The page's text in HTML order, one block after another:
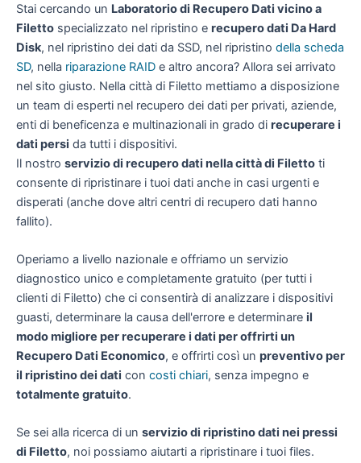
Stai cercando un Laboratorio di Recupero Dati vicino a
Filetto specializzato nel ripristino e recupero dati Da Hard
Disk, nel ripristino dei dati da SSD, nel ripristino della scheda
SD, nella riparazione RAID e altro ancora? Allora sei arrivato
nel sito giusto. Nella città di Filetto mettiamo a disposizione
un team di esperti nel recupero dei dati per privati, aziende,
enti di beneficenza e multinazionali in grado di recuperare i
dati persi da tutti i dispositivi.
Il nostro servizio di recupero dati nella città di Filetto ti
consente di ripristinare i tuoi dati anche in casi urgenti e
disperati (anche dove altri centri di recupero dati hanno
fallito).
Operiamo a livello nazionale e offriamo un servizio
diagnostico unico e completamente gratuito (per tutti i
clienti di Filetto) che ci consentirà di analizzare i dispositivi
guasti, determinare la causa dell'errore e determinare il
modo migliore per recuperare i dati per offrirti un
Recupero Dati Economico, e offrirti così un preventivo per
il ripristino dei dati con costi chiari, senza impegno e
totalmente gratuito.
Se sei alla ricerca di un servizio di ripristino dati nei pressi
di Filetto, noi possiamo aiutarti a ripristinare i tuoi files.